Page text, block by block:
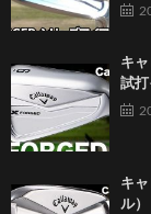
キ
試
キ
ル